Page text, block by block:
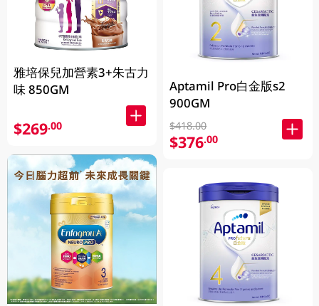
雅培保兒加營素3+朱古力
味 850GM
$269.00
Aptamil Pro白金版s2
900GM
$418.00
$376.00